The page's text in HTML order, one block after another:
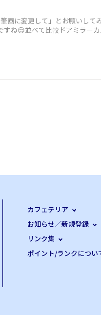
筆画に変更して」とお願
ね😌並べて比較ドアミラー
カフェテリア
お知らせ／新規登録
リンク集
ポイント/ランクについ